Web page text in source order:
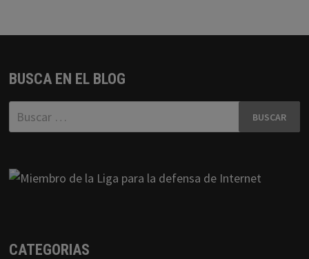
BUSCA EN EL BLOG
Buscar:
CATEGORIAS